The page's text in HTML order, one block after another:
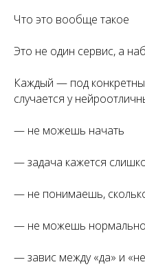
Что это вообще такое
Это не один сервис, а
Каждый — под
случается у
— не можешь начать
— задача кажется
— не понимаешь,
— не можешь
— завис между «да» и